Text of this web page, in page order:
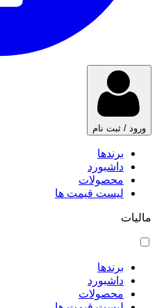
ورود / ثبت نام
برندها
داشبورد
محصولات
لیست قیمت ها
مالیات
برندها
داشبورد
محصولات